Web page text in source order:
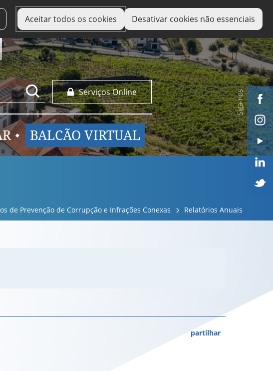
Aceitar todos os cookies Desativar cookies não essenciais
Serviços Online
BALCÃO VIRTUAL
Siga-nos
de Prevenção de Corrupção e Infrações Conexas Relatórios Anuais
partilhar